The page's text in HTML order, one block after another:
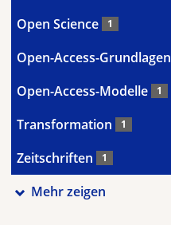
Open Science 1
Open-Access-Grundlagen
Open-Access-Modelle 1
Transformation 1
Zeitschriften 1
Mehr zeigen